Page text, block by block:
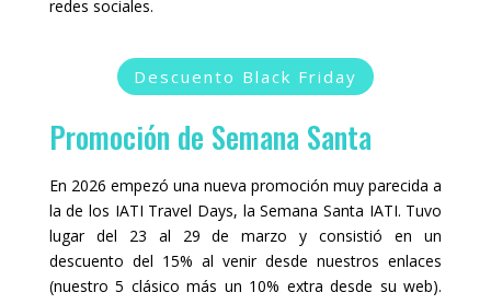
redes sociales.
Descuento Black Friday
Promoción de Semana Santa
En 2026 empezó una nueva promoción muy parecida a
la de los IATI Travel Days, la Semana Santa IATI. Tuvo
lugar del 23 al 29 de marzo y consistió en un
descuento del 15% al venir desde nuestros enlaces
(nuestro 5 clásico más un 10% extra desde su web).